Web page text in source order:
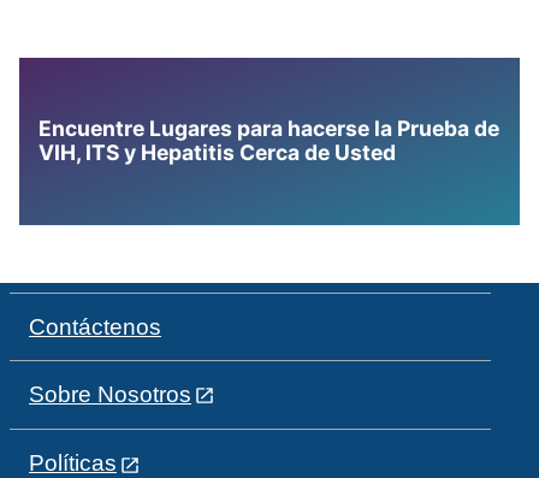
Encuentre Lugares para hacerse la Prueba de
VIH, ITS y Hepatitis Cerca de Usted
Contáctenos
Sobre Nosotros
Políticas